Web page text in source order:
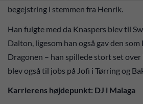
begejstring i stemmen fra Henrik.
Han fulgte med da Knaspers blev til
Dalton, ligesom han også gav den som
Dragonen – han spillede stort set over
blev også til jobs på Jofi i Tørring og
Karrierens højdepunkt: DJ i Malaga